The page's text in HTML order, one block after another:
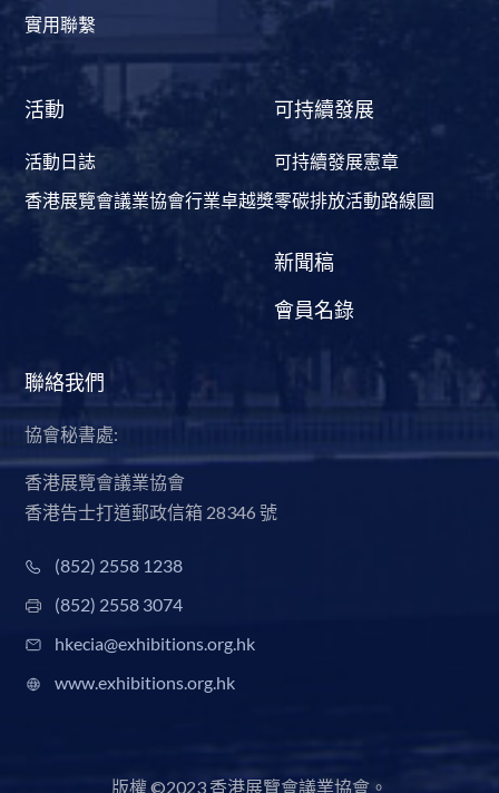
實用聯繫
活動
活動日誌
香港展覽會議業協會行業卓越獎
可持續發展
可持續發展憲章
零碳排放活動路線圖
新聞稿
會員名錄
聯絡我們
協會秘書處:
香港展覽會議業協會
香港告士打道郵政信箱 28346 號
(852) 2558 1238
(852) 2558 3074
hkecia@exhibitions.org.hk
www.exhibitions.org.hk
版權 ©2023 香港展覽會議業協會。